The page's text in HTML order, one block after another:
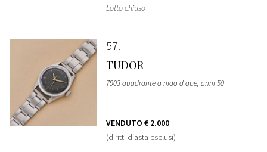
Lotto chiuso
57
TUDOR
7903 quadrante a nido d'ape, anni 50
VENDUTO € 2.000
(diritti d'asta esclusi)